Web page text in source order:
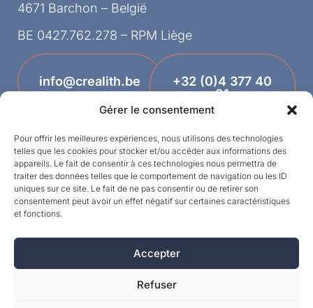
Gérer le consentement
Pour offrir les meilleures expériences, nous utilisons des technologies
telles que les cookies pour stocker et/ou accéder aux informations des
appareils. Le fait de consentir à ces technologies nous permettra de
traiter des données telles que le comportement de navigation ou les ID
uniques sur ce site. Le fait de ne pas consentir ou de retirer son
consentement peut avoir un effet négatif sur certaines caractéristiques
et fonctions.
Accepter
Refuser
4671 Barchon – België
BE 0427.762.278 – RPM Liège
info@crealith.be
+32 (0)4 377 40
81
©MPI 2026 – Crealith is een geregistreerd
handelsmerk van Mineral Products International
Designed by